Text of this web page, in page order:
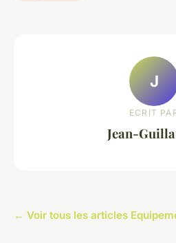
J
ECRIT
Jean-
← Voir tous les articles